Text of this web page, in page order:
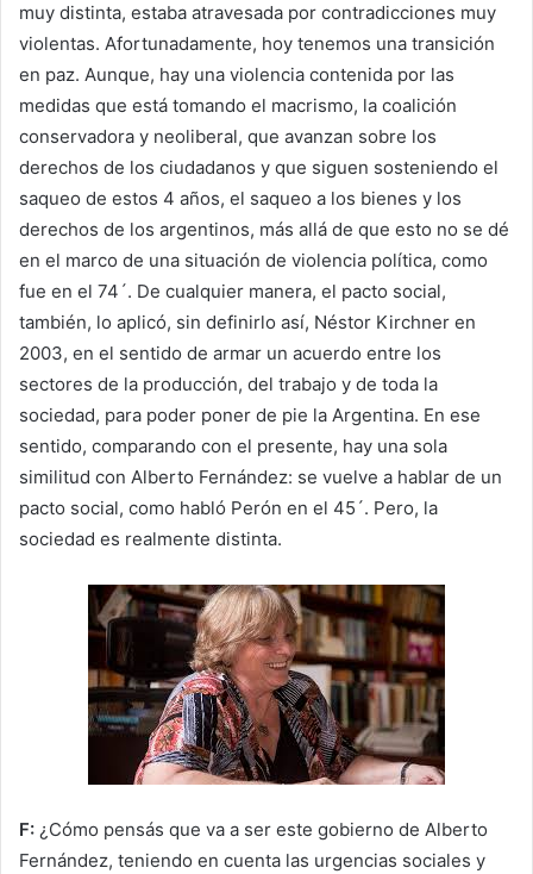
muy distinta, estaba atravesada por contradicciones muy
violentas. Afortunadamente, hoy tenemos una transición
en paz. Aunque, hay una violencia contenida por las
medidas que está tomando el macrismo, la coalición
conservadora y neoliberal, que avanzan sobre los
derechos de los ciudadanos y que siguen sosteniendo el
saqueo de estos 4 años, el saqueo a los bienes y los
derechos de los argentinos, más allá de que esto no se dé
en el marco de una situación de violencia política, como
fue en el 74´. De cualquier manera, el pacto social,
también, lo aplicó, sin definirlo así, Néstor Kirchner en
2003, en el sentido de armar un acuerdo entre los
sectores de la producción, del trabajo y de toda la
sociedad, para poder poner de pie la Argentina. En ese
sentido, comparando con el presente, hay una sola
similitud con Alberto Fernández: se vuelve a hablar de un
pacto social, como habló Perón en el 45´. Pero, la
sociedad es realmente distinta.
F: ¿Cómo pensás que va a ser este gobierno de Alberto
Fernández, teniendo en cuenta las urgencias sociales y